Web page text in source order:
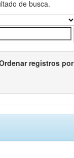
de busca.
registros por